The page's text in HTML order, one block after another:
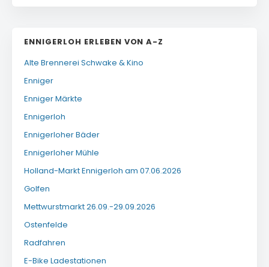
ENNIGERLOH ERLEBEN VON A-Z
Alte Brennerei Schwake & Kino
Enniger
Enniger Märkte
Ennigerloh
Ennigerloher Bäder
Ennigerloher Mühle
Holland-Markt Ennigerloh am 07.06.2026
Golfen
Mettwurstmarkt 26.09.-29.09.2026
Ostenfelde
Radfahren
E-Bike Ladestationen